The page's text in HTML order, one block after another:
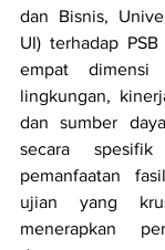
dan Bisnis,
UI) terhadap
empat dimensi
lingkungan,
dan sumber
secara
pemanfaatan
ujian yang
menerapkan